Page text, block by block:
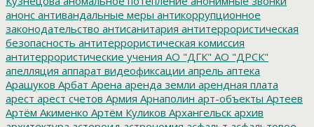
анонс антивандальные меры антикоррупционное
законодательство антисанитария антитеррористическая
безопасность антитеррористическая комиссия
антитеррористические учения АО "ДГК" АО "ДРСК"
апелляция аппарат видеофиксации апрель аптека
Арашуков Арбат Арена аренда земли арендная плата
арест арест счетов Армия Арнаполин арт-объекты Артеев
Артём Акименко Артём Куликов Архангельск архив